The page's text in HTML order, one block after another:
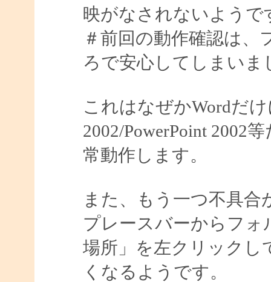
映がなされないようで
＃前回の動作確認は
ろで安心してしまいま
これはなぜかWordだ
2002/PowerPoint 2002
常動作します。
また、もう一つ不具合
プレースバーからフ
場所」を左クリックし
くなるようです。